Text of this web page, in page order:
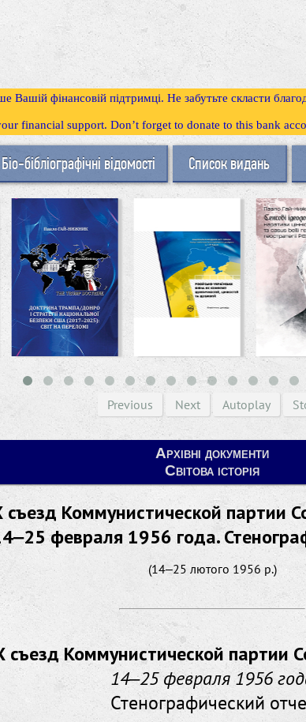
Вашій фінансовій підтримці. Не забутьте скласти
financial support. Don’t forget to donate to this bank
Біо-бібліографічні відомості Список видань
Previous Next Autoplay
Архівні документи
Світова історія
Коммунистической партии
февраля 1956 года.
(14‒25 лютого 1956 р.)
съезд Коммунистической партии
14‒25 февраля 1956
Стенографический